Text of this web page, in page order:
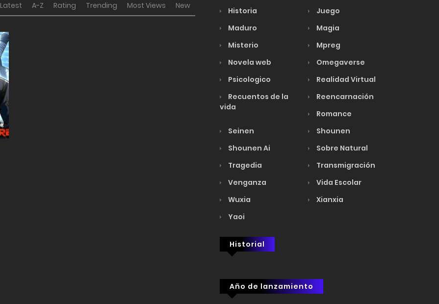
Latest A-Z Rating Trending Most Views New
Historia
Juego
Maduro
Magia
Misterio
Mpreg
Novela web
Omegaverse
Psicologico
Realidad Virtual
Recuentos de la
vida
Reencarnación
Romance
Seinen
Shounen
Shounen Ai
Sobre Natural
Tragedia
Transmigración
Venganza
Vida Escolar
Wuxia
Xianxia
Yaoi
Historial
Año de lanzamiento